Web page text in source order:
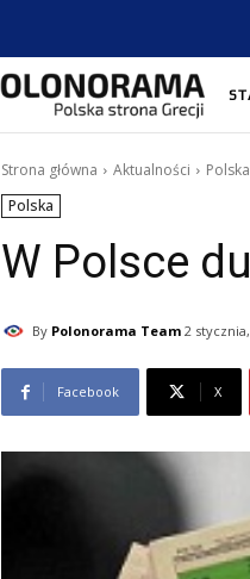
Strona główna Aktualności Polska
Polska
W Polsce
By Polonorama Team 2
Facebook X